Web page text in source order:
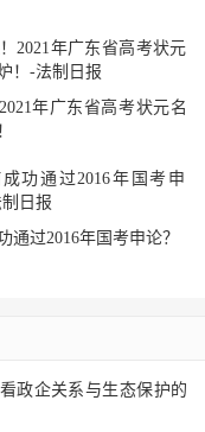
年广东省高考状元名
通过2016年国考申论？
政企关系与生态保护的